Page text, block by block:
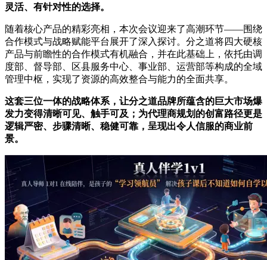
灵活、有针对性的选择。
随着核心产品的精彩亮相，本次会议迎来了高潮环节——围绕
合作模式与战略赋能平台展开了深入探讨。分之道将四大硬核
产品与前瞻性的合作模式有机融合，并在此基础上，依托由调
度部、督导部、区县服务中心、事业部、运营部等构成的全域
管理中枢，实现了资源的高效整合与能力的全面共享。
这套三位一体的战略体系，让分之道品牌所蕴含的巨大市场爆
发力变得清晰可见、触手可及；为代理商规划的创富路径更是
逻辑严密、步骤清晰、稳健可靠，呈现出令人信服的商业前
景。